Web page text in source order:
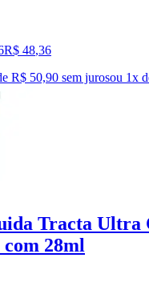
R$ 48,36
R$ 50,90 sem jurosou 1x
Tracta Ultra
28ml